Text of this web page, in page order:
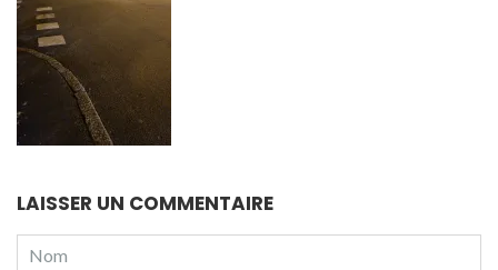
LAISSER UN COMMENTAIRE